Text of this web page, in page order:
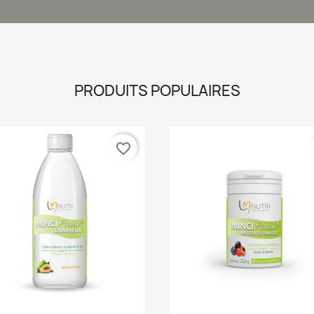
PRODUITS POPULAIRES
favorite_border